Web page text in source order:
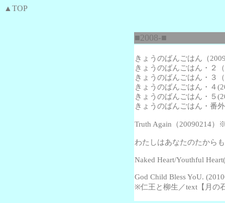
▲TOP
■2008-■
きょうのばんごはん（
きょうのばんごはん・２
きょうのばんごはん・３
きょうのばんごはん・４
きょうのばんごはん・５
きょうのばんごはん・番
Truth Again （20090214）
わたしはあなたのたから
Naked Heart/Youthful
God Child Bless YoU.
※仁王と柳生／text【月の